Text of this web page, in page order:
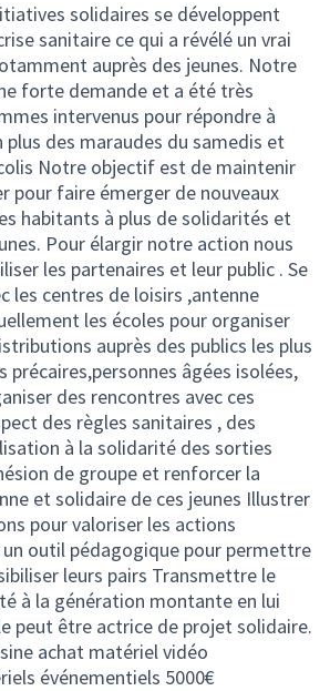
solidaires se développent
sanitaire ce qui a révélé un vrai
auprès des jeunes. Notre
forte demande et a été très
intervenus pour répondre à
des maraudes du samedis et
Notre objectif est de maintenir
pour faire émerger de nouveaux
habitants à plus de solidarités et
Pour élargir notre action nous
les partenaires et leur public . Se
les centres de loisirs ,antenne
les écoles pour organiser
auprès des publics les plus
précaires,personnes âgées isolées,
des rencontres avec ces
des règles sanitaires , des
à la solidarité des sorties
de groupe et renforcer la
et solidaire de ces jeunes Illustrer
pour valoriser les actions
outil pédagogique pour permettre
leurs pairs Transmettre le
à la génération montante en lui
peut être actrice de projet solidaire.
achat matériel vidéo
événementiels 5000€